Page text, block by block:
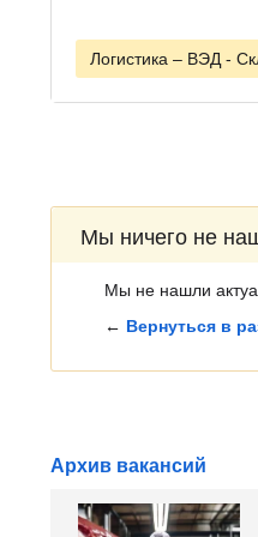
Мы ничего не
Мы не нашли
← Вернуться в
Архив вакансий